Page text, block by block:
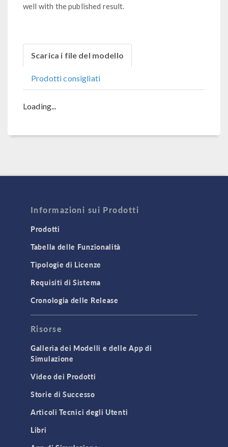
well with the published result.
Scarica i file del modello
Prodotti consigliati
Loading...
Informazioni sui Prodotti
Prodotti
Tabella delle Funzionalità
Tipologie di Licenze
Requisiti di Sistema
Cronologia delle Release
Risorse
Galleria dei Modelli e delle App di
Simulazione
Video dei Prodotti
Storie di Successo
Articoli Tecnici degli Utenti
Libri